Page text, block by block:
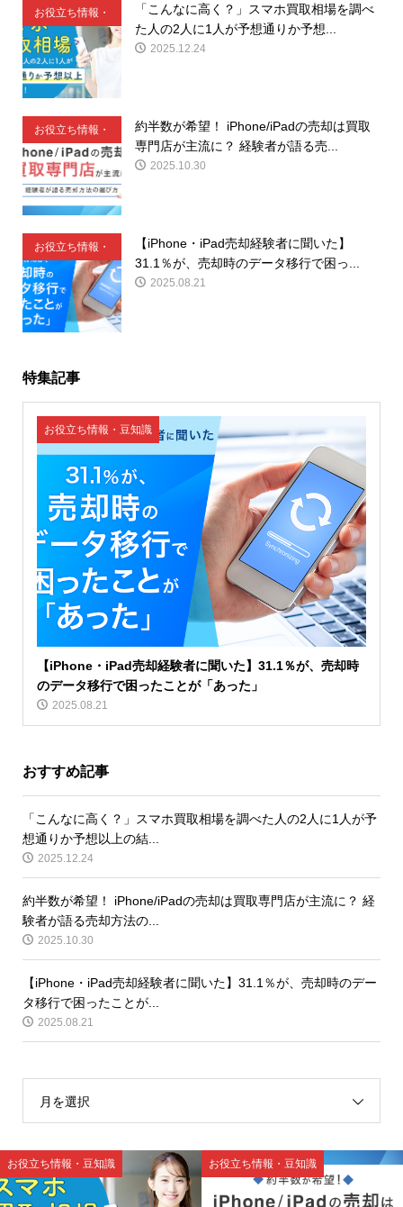
お役立ち情報・
豆知識
「こんなに高く？」スマホ買取相場を調べ
た人の2人に1人が予想通りか予想...
2025.12.24
お役立ち情報・
豆知識
約半数が希望！ iPhone/iPadの売却は買取
専門店が主流に？ 経験者が語る売...
2025.10.30
お役立ち情報・
豆知識
【iPhone・iPad売却経験者に聞いた】
31.1％が、売却時のデータ移行で困っ...
2025.08.21
特集記事
お役立ち情報・豆知識
【iPhone・iPad売却経験者に聞いた】31.1％が、売却時
のデータ移行で困ったことが「あった」
2025.08.21
おすすめ記事
「こんなに高く？」スマホ買取相場を調べた人の2人に1人が予
想通りか予想以上の結...
2025.12.24
約半数が希望！ iPhone/iPadの売却は買取専門店が主流に？ 経
験者が語る売却方法の...
2025.10.30
【iPhone・iPad売却経験者に聞いた】31.1％が、売却時のデー
タ移行で困ったことが...
2025.08.21
月を選択
お役立ち情報・豆知識 お役立ち情報・豆知識